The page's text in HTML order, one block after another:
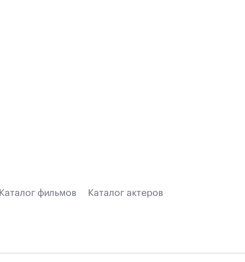
Каталог фильмов Каталог актеров